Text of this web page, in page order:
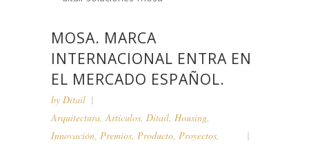
MOSA. MARCA
INTERNACIONAL ENTRA EN
EL MERCADO ESPAÑOL.
by Ditail
Arquitectura,Artículos, Ditail, Housing,
Innovación, Premios, Producto, Proyectos,